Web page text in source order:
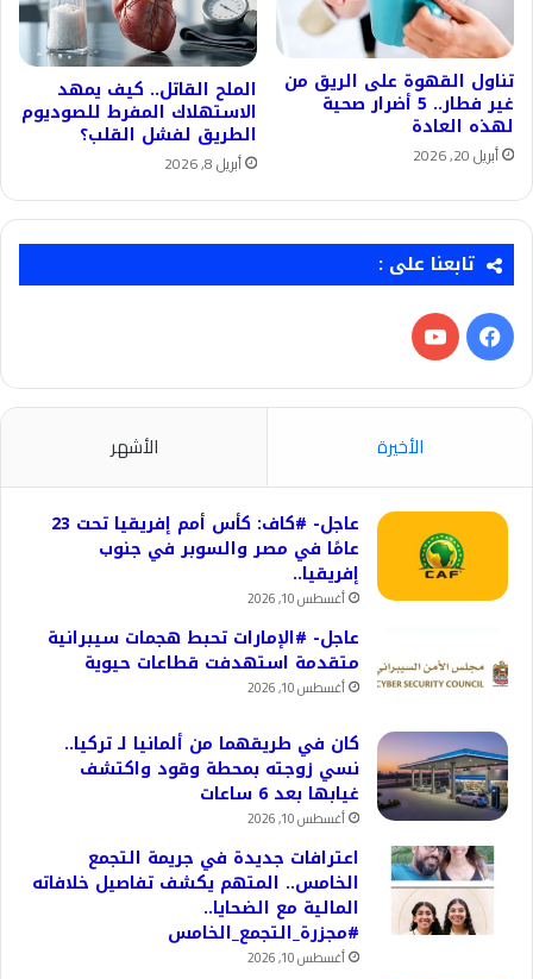
تناول القهوة على الريق من
غير فطار.. 5 أضرار صحية
لهذه العادة
أبريل 20, 2026
الملح القاتل.. كيف يمهد
الاستهلاك المفرط للصوديوم
الطريق لفشل القلب؟
أبريل 8, 2026
تابعنا على :
فيسبوك‫YouTube
الأخيرة الأشهر
عاجل- #كاف: كأس أمم إفريقيا تحت 23
عامًا في مصر والسوبر في جنوب
إفريقيا..
أغسطس 10, 2026
عاجل- #الإمارات تحبط هجمات سيبرانية
متقدمة استهدفت قطاعات حيوية
أغسطس 10, 2026
كان في طريقهما من ألمانيا لـ تركيا..
نسي زوجته بمحطة وقود واكتشف
غيابها بعد 6 ساعات
أغسطس 10, 2026
اعترافات جديدة في جريمة التجمع
الخامس.. المتهم يكشف تفاصيل خلافاته
المالية مع الضحايا..
#مجزرة_التجمع_الخامس
أغسطس 10, 2026